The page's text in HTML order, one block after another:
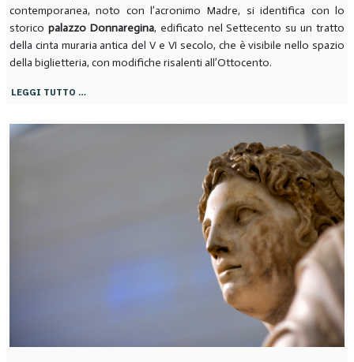
contemporanea, noto con l’acronimo Madre, si identifica con lo
storico palazzo Donnaregina, edificato nel Settecento su un tratto
della cinta muraria antica del V e VI secolo, che è visibile nello spazio
della biglietteria, con modifiche risalenti all’Ottocento.
LEGGI TUTTO …